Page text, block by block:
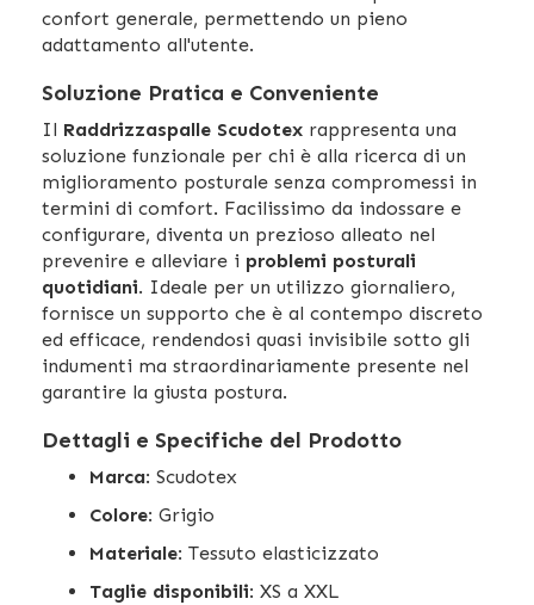
confort generale, permettendo un pieno
adattamento all'utente.
Soluzione Pratica e Conveniente
Il Raddrizzaspalle Scudotex rappresenta una
soluzione funzionale per chi è alla ricerca di un
miglioramento posturale senza compromessi in
termini di comfort. Facilissimo da indossare e
configurare, diventa un prezioso alleato nel
prevenire e alleviare i problemi posturali
quotidiani. Ideale per un utilizzo giornaliero,
fornisce un supporto che è al contempo discreto
ed efficace, rendendosi quasi invisibile sotto gli
indumenti ma straordinariamente presente nel
garantire la giusta postura.
Dettagli e Specifiche del Prodotto
Marca: Scudotex
Colore: Grigio
Materiale: Tessuto elasticizzato
Taglie disponibili: XS a XXL